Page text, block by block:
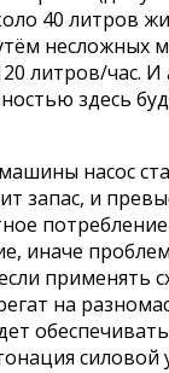
40 литров
несложных
литров/час. И
здесь
насос
запас, и
иначе
применять
на
силовой